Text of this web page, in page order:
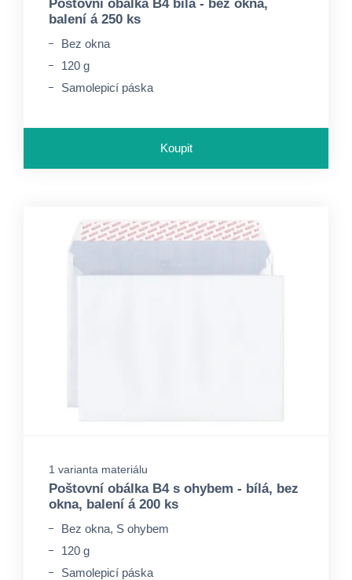
Poštovní obálka B4 bílá - bez okna,
balení á 250 ks
Bez okna
120 g
Samolepicí páska
Koupit
1 varianta materiálu
Poštovní obálka B4 s ohybem - bílá, bez
okna, balení á 200 ks
Bez okna, S ohybem
120 g
Samolepicí páska